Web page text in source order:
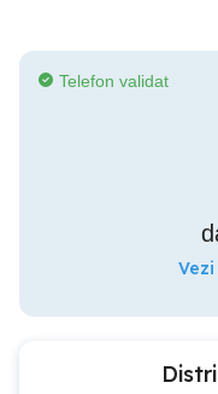
Telefon validat